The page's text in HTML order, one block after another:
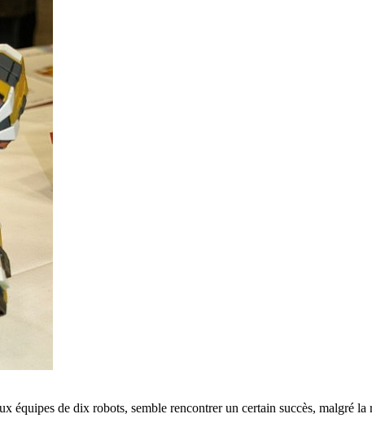
équipes de dix robots, semble rencontrer un certain succès, malgré la